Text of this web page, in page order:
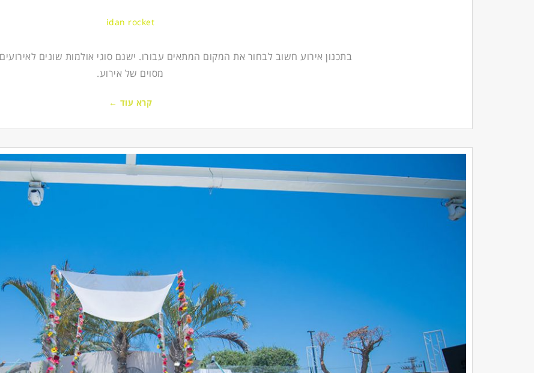
idan rocket
בתכנון אירוע חשוב לבחור את המקום המתאים עבורו. ישנם סוגי אולמות שונים
מסוים של אירוע.
קרא עוד ←